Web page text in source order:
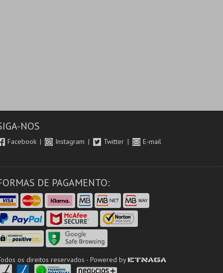
NOS
Facebook Instagram Twitter E-mail
DE PAGAMENTO:
os direitos reservados - Powered by